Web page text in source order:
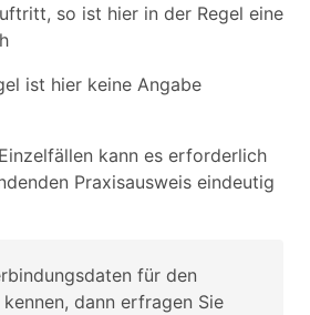
so ist hier in der Regel eine
ist hier keine Angabe
kann es erforderlich
Praxisausweis eindeutig
für den
dann erfragen Sie